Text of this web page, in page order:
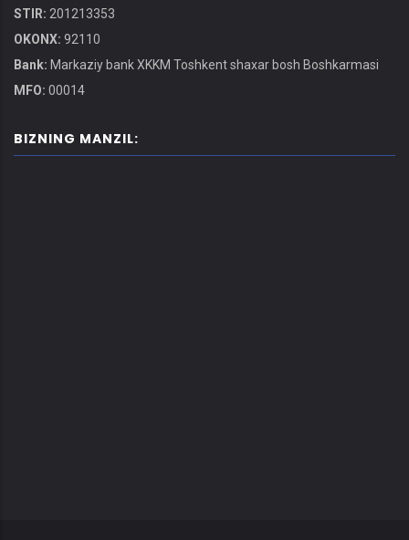
STIR: 201213353
OKONX: 92110
Bank: Markaziy bank XKKM Toshkent shaxar bosh Boshkarmasi
MFO: 00014
BIZNING MANZIL: